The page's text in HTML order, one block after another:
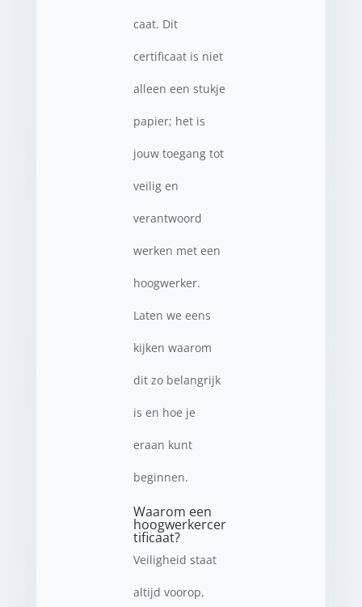
caat. Dit
certificaat is niet
alleen een stukje
papier; het is
jouw toegang tot
veilig en
verantwoord
werken met een
hoogwerker.
Laten we eens
kijken waarom
dit zo belangrijk
is en hoe je
eraan kunt
beginnen.
Waarom een
hoogwerkercer
tificaat?
Veiligheid staat
altijd voorop,